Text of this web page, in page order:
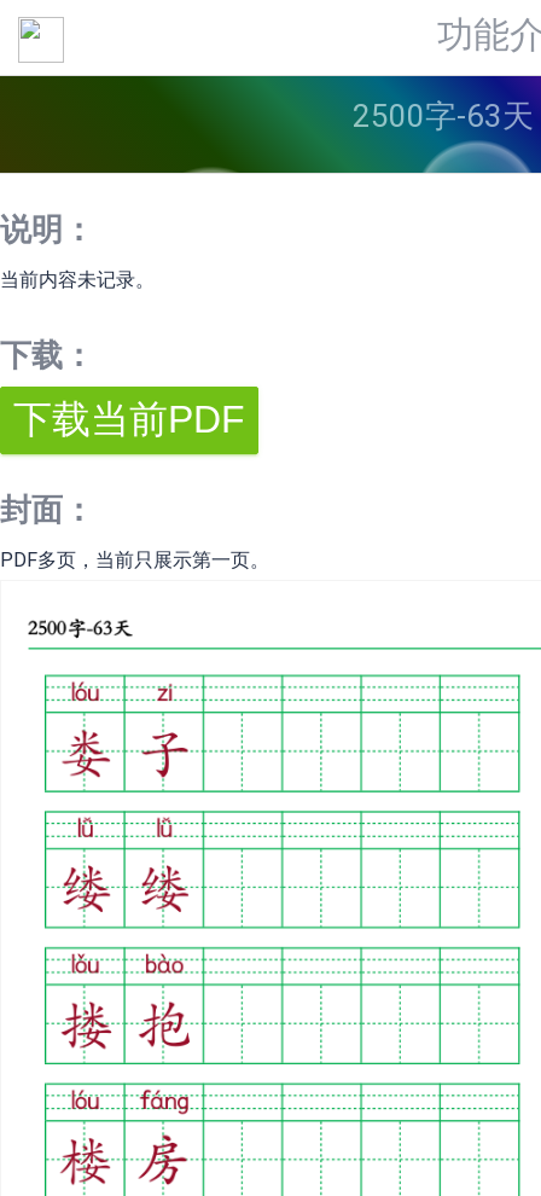
功能
2500字-63
说明：
当前内容未记录。
下载：
封面：
PDF多页，当前只展示第一页。